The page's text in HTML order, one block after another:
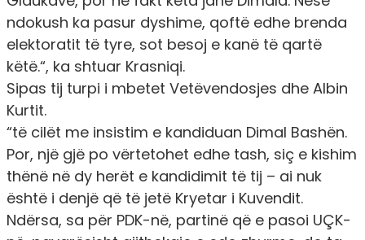
ndokush ka pasur dyshime, qoftë edhe brenda
elektoratit të tyre, sot besoj e kanë të qartë
këtë.“, ka shtuar Krasniqi.
Sipas tij turpi i mbetet Vetëvendosjes dhe Albin
Kurtit.
“të cilët me insistim e kandiduan Dimal Bashën.
Por, një gjë po vërtetohet edhe tash, siç e kishim
thënë në dy herët e kandidimit të tij – ai nuk
është i denjë që të jetë Kryetar i Kuvendit.
Ndërsa, sa për PDK-në, partinë që e pasoi UÇK-